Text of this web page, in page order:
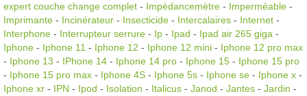
expert couche change complet - Impédancemètre - Imperméable -
Imprimante - Incinérateur - Insecticide - Intercalaires - Internet -
Interphone - Interrupteur serrure - Ip - Ipad - Ipad air 265 giga -
Iphone - Iphone 11 - Iphone 12 - Iphone 12 mini - Iphone 12 pro max
- Iphone 13 - IPhone 14 - Iphone 14 pro - Iphone 15 - Iphone 15 pro
- Iphone 15 pro max - Iphone 4S - Iphone 5s - Iphone se - Iphone x -
Iphone xr - IPN - Ipod - Isolation - Italicus - Janod - Jantes - Jardin -